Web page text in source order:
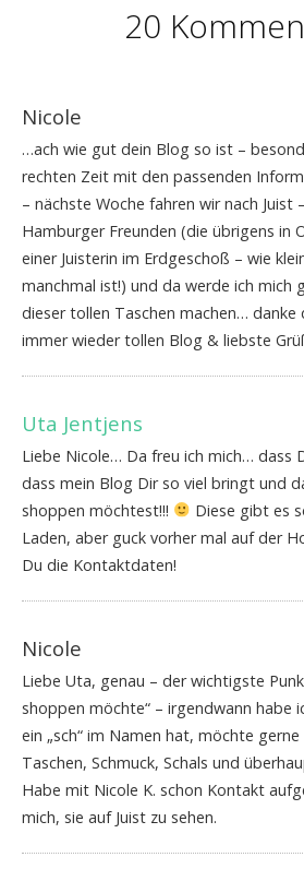
20
Nicole
…ach wie gut dein Blog so ist –
rechten Zeit mit den passenden
– nächste Woche fahren wir nach Juist
Hamburger Freunden (die übrigens in
einer Juisterin im Erdgeschoß – wie
manchmal ist!) und da werde ich mich
dieser tollen Taschen machen… danke
immer wieder tollen Blog & liebste
Uta Jentjens
Liebe Nicole… Da freu ich mich… dass
dass mein Blog Dir so viel bringt und
shoppen möchtest!!!
Diese gibt es
Laden, aber guck vorher mal auf der
Du die Kontaktdaten!
Nicole
Liebe Uta, genau – der wichtigste
shoppen möchte“ – irgendwann habe
ein „sch“ im Namen hat, möchte
Taschen, Schmuck, Schals und
Habe mit Nicole K. schon Kontakt
mich, sie auf Juist zu sehen.